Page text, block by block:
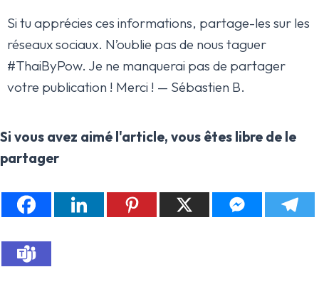
Si tu apprécies ces informations, partage-les sur les
réseaux sociaux. N’oublie pas de nous taguer
#ThaiByPow. Je ne manquerai pas de partager
votre publication ! Merci ! — Sébastien B.
Si vous avez aimé l'article, vous êtes libre de le
partager